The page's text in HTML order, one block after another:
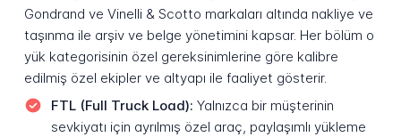
Gondrand ve Vinelli & Scotto markaları altında nakliye ve
taşınma ile arşiv ve belge yönetimini kapsar. Her bölüm o
yük kategorisinin özel gereksinimlerine göre kalibre
edilmiş özel ekipler ve altyapı ile faaliyet gösterir.
FTL (Full Truck Load): Yalnızca bir müşterinin
sevkiyatı için ayrılmış özel araç, paylaşımlı yükleme